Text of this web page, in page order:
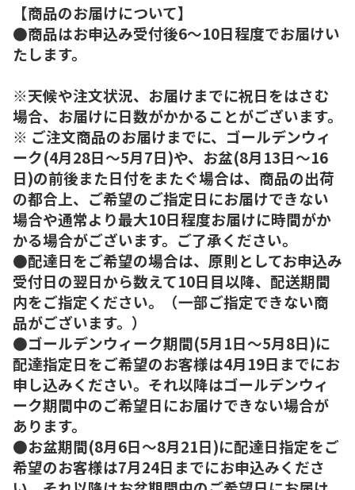
【商品のお届けについて】
●商品はお申込み受付後6～10日程度でお届けい
たします。
※天候や注文状況、お届けまでに祝日をはさむ
場合、お届けに日数がかかることがございます。
※ ご注文商品のお届けまでに、ゴールデンウィ
ーク(4月28日～5月7日)や、お盆(8月13日～16
日)の前後また日付をまたぐ場合は、商品の出荷
の都合上、ご希望のご指定日にお届けできない
場合や通常より最大10日程度お届けに時間がか
かる場合がございます。ご了承ください。
●配達日をご希望の場合は、原則としてお申込み
受付日の翌日から数えて10日目以降、配送期間
内をご指定ください。（一部ご指定できない商
品がございます。）
●ゴールデンウィーク期間(5月1日～5月8日)に
配達指定日をご希望のお客様は4月19日までにお
申し込みください。それ以降はゴールデンウィ
ーク期間中のご希望日にお届けできない場合が
あります。
●お盆期間(8月6日～8月21日)に配達日指定をご
希望のお客様は7月24日までにお申込みくださ